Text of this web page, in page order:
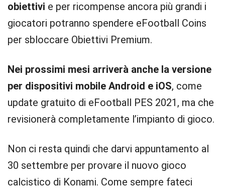
obiettivi e per ricompense ancora più grandi i
giocatori potranno spendere eFootball Coins
per sbloccare Obiettivi Premium.
Nei prossimi mesi arriverà anche la versione
per dispositivi mobile Android e iOS, come
update gratuito di eFootball PES 2021, ma che
revisionerà completamente l’impianto di gioco.
Non ci resta quindi che darvi appuntamento al
30 settembre per provare il nuovo gioco
calcistico di Konami. Come sempre fateci